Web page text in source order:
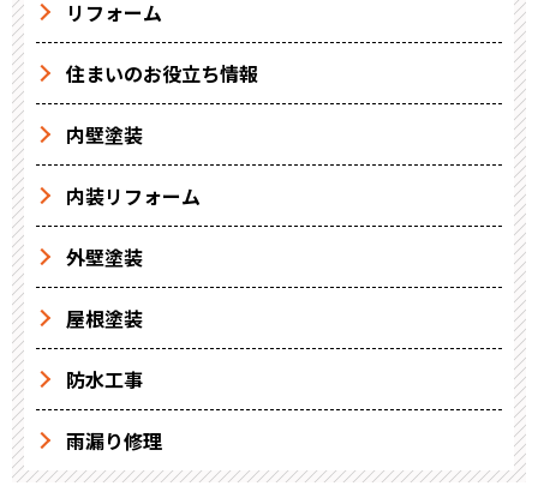
リフォーム
住まいのお役立ち情報
内壁塗装
内装リフォーム
外壁塗装
屋根塗装
防水工事
雨漏り修理